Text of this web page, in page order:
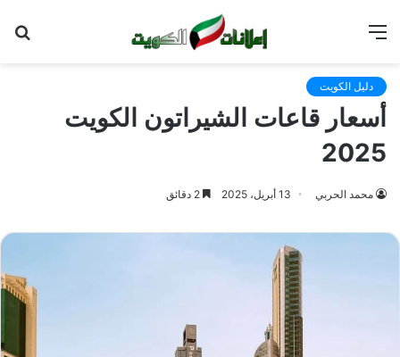
دليل الكويت
أسعار قاعات الشيراتون الكويت
2025
محمد الحربي 13 أبريل، 2025